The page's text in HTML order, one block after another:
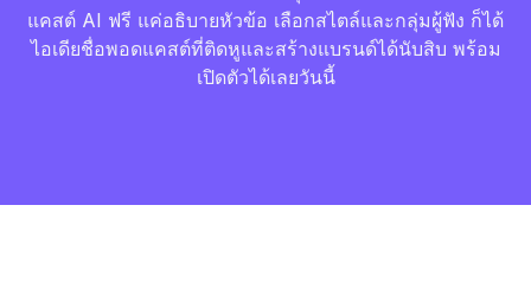
แคสต์ AI ฟรี แค่อธิบายหัวข้อ เลือกสไตล์และกลุ่มผู้ฟัง ก็ได้
ไอเดียชื่อพอดแคสต์ที่ติดหูและสร้างแบรนด์ได้นับสิบ พร้อม
เปิดตัวได้เลยวันนี้